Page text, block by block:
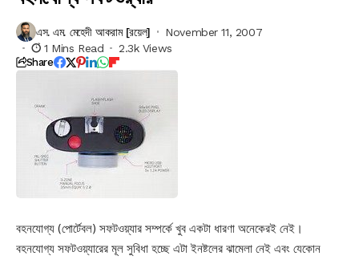
এস. এম. মেহেদী আকরাম [রয়েল]
November 11, 2007
1 Mins Read
2.3k Views
Share
বহনযোগ্য (পোর্টেবল) সফটওয়্যার সম্পর্কে খুব একটা ধারণা অনেকেরই নেই।
বহনযোগ্য সফটওয়্যারের মূল সুবিধা হচ্ছে এটা ইনষ্টলের ঝামেলা নেই এবং যেকোন